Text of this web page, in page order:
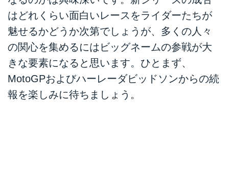
はどれくらい面白いレースをライダーたちが
魅せるかどうか次第でしょうが、多くの人々
の関心を集めるにはビッグネームの参戦が大
きな要素になると思います。ひとまず、
MotoGPおよびハーレーダビッドソンからの続
報を楽しみに待ちましょう。